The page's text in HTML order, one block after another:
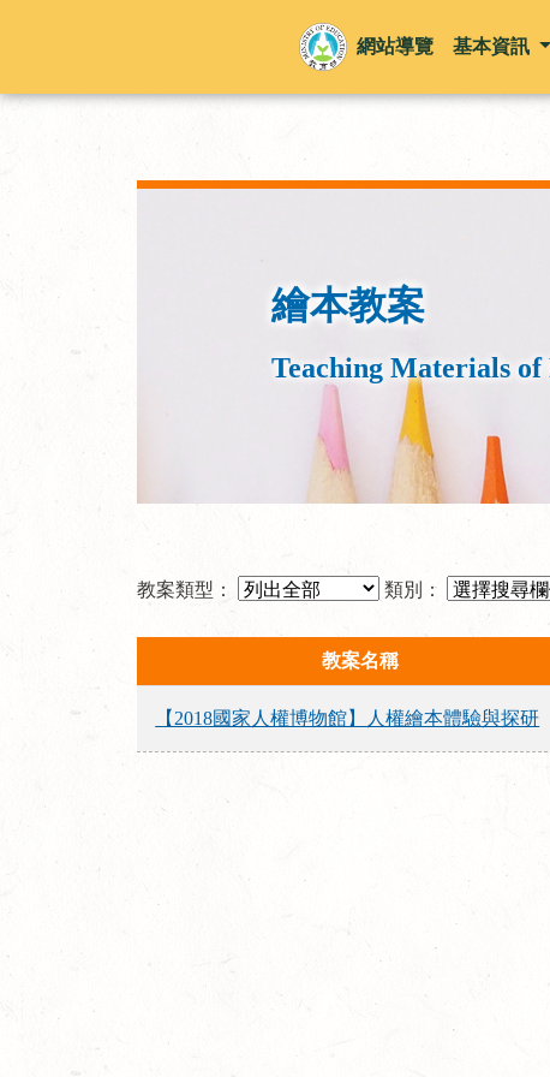
網站導覽 基本資訊
繪本教案
Teaching Materials
教案類型： 類別：
教案名稱
【2018國家人權博物館】人權繪本體驗與探研